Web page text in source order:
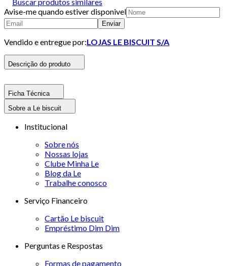
Avise-me quando estiver disponivel
Enviar
Vendido e entregue por:LOJAS LE BISCUIT S/A
Descrição do produto
Ficha Técnica
Sobre a Le biscuit
Institucional
Sobre nós
Nossas lojas
Clube Minha Le
Blog da Le
Trabalhe conosco
Serviço Financeiro
Cartão Le biscuit
Empréstimo Dim Dim
Perguntas e Respostas
Formas de pagamento